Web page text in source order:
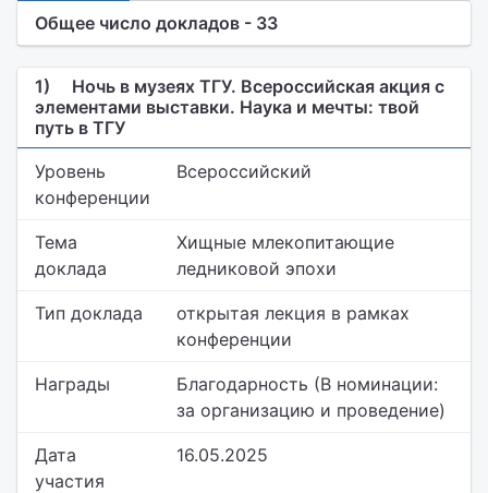
Общее число докладов - 33
1)
Ночь в музеях ТГУ. Всероссийская акция с
элементами выставки. Наука и мечты: твой
путь в ТГУ
Уровень
конференции
Всероссийский
Тема
доклада
Хищные млекопитающие
ледниковой эпохи
Тип доклада
открытая лекция в рамках
конференции
Награды
Благодарность (В номинации:
за организацию и проведение)
Дата
участия
16.05.2025